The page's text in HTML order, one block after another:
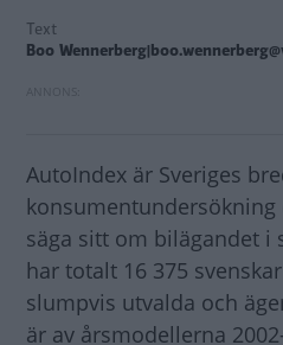
Text
Boo
AutoIndex är Sveriges
säga sitt om bilägandet i
har totalt 16 375
slumpvis utvalda och
är av årsmodellerna